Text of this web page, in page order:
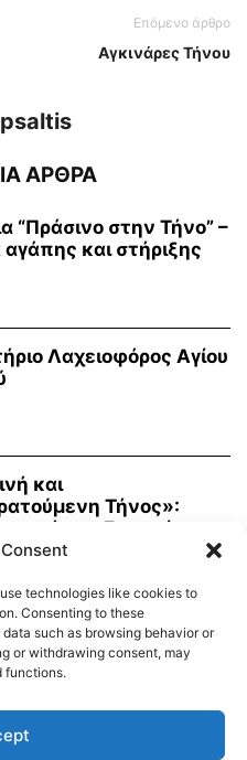
Επόμενο άρθρο
Αγκινάρες Τήνου
psaltis
ΑΡΘΡΑ
“Πράσινο στην Τήνο” –
και στήριξης
Λαχειοφόρος Αγίου
και
Τήνος»:
από την Εταιρεία
Μελετών
– Άνδρου
technologies like cookies to
Consenting to these
such as browsing behavior or
or withdrawing consent, may
functions.